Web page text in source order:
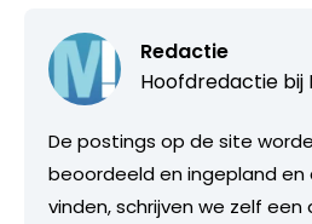
Redactie
Hoofdredactie bij
De postings op de site
beoordeeld en ingepland en
vinden, schrijven we zelf een